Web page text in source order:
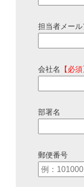
担当者メール
会社名 【必須
部署名
郵便番号